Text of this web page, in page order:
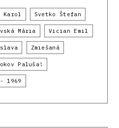
Karol Svetko Štefan
Mária Vician Emil
Zmiešaná
Paluša!
1969